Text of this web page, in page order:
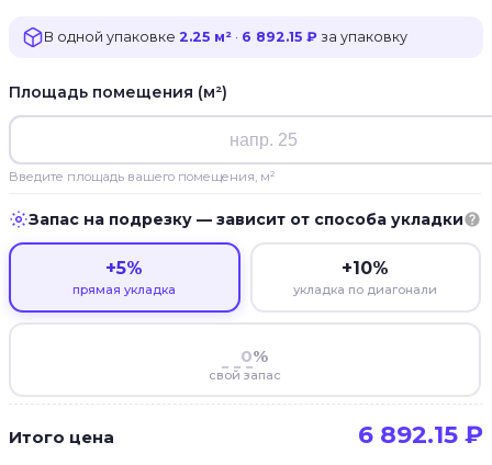
В одной упаковке 2.25 м² · 6 892.15 ₽ за упаковку
Площадь помещения (м²)
Введите площадь вашего помещения, м²
Запас на подрезку — зависит от способа укладки
+5%
прямая укладка
+10%
укладка по диагонали
%
свой запас
Итого цена 6 892.15 ₽